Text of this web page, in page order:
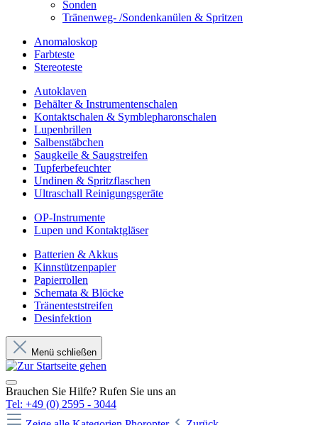
Sonden
Tränenweg- /Sondenkanülen & Spritzen
Anomaloskop
Farbteste
Stereoteste
Autoklaven
Behälter & Instrumentenschalen
Kontaktschalen & Symblepharonschalen
Lupenbrillen
Salbenstäbchen
Saugkeile & Saugstreifen
Tupferbefeuchter
Undinen & Spritzflaschen
Ultraschall Reinigungsgeräte
OP-Instrumente
Lupen und Kontaktgläser
Batterien & Akkus
Kinnstützenpapier
Papierrollen
Schemata & Blöcke
Tränenteststreifen
Desinfektion
Menü schließen
Brauchen Sie Hilfe? Rufen Sie uns an
Tel: +49 (0) 2595 - 3044